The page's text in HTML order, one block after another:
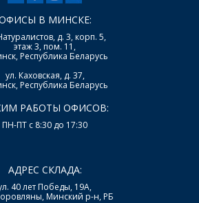
В МИНСКЕ:
д. 3, корп. 5,
этаж 3, пом. 11,
Республика Беларусь
ул. Каховская, д. 37,
Республика Беларусь
РАБОТЫ ОФИСОВ:
ПН-ПТ с 8:30 до 17:30
АДРЕС СКЛАДА:
40 лет Победы, 19А,
Минский р-н, РБ